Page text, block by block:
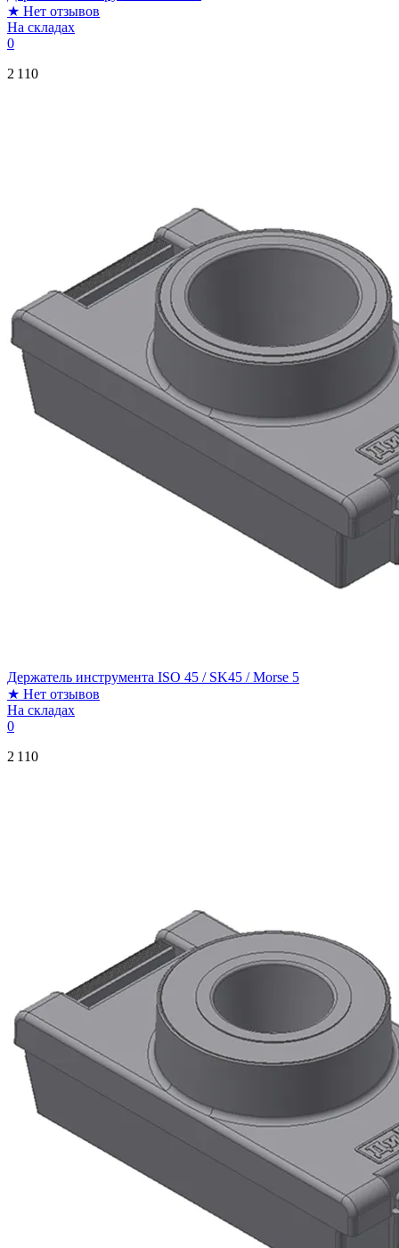
★ Нет отзывов
На складах
0
2 110
Держатель инструмента ISO 45 / SK45 / Morse 5
★ Нет отзывов
На складах
0
2 110